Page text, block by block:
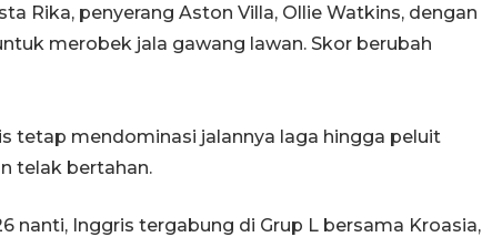
Rika, penyerang Aston Villa, Ollie Watkins, dengan
merobek jala gawang lawan. Skor berubah
tetap mendominasi jalannya laga hingga peluit
telak bertahan.
nanti, Inggris tergabung di Grup L bersama Kroasia,